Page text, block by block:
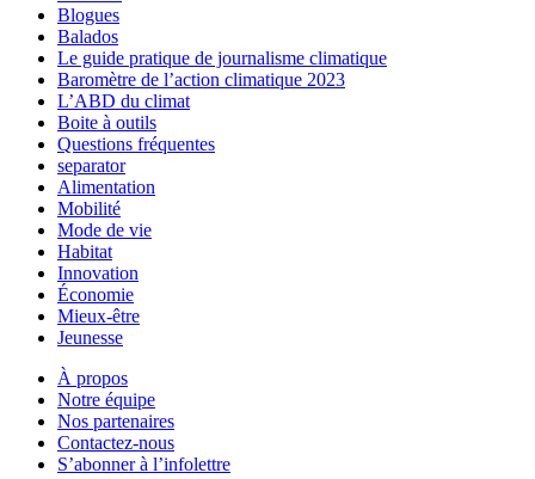
Blogues
Balados
Le guide pratique de journalisme climatique
Baromètre de l’action climatique 2023
L’ABD du climat
Boite à outils
Questions fréquentes
separator
Alimentation
Mobilité
Mode de vie
Habitat
Innovation
Économie
Mieux-être
Jeunesse
À propos
Notre équipe
Nos partenaires
Contactez-nous
S’abonner à l’infolettre